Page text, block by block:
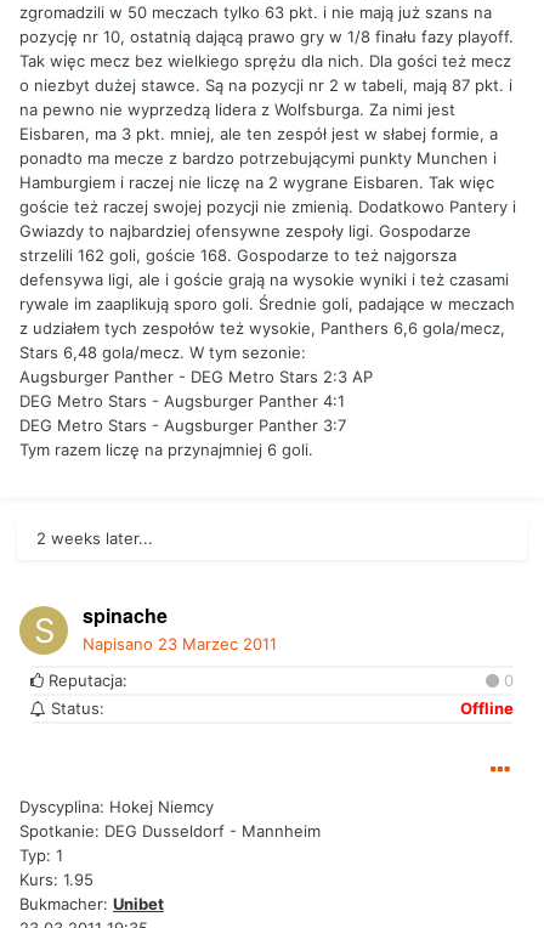
zgromadzili w 50 meczach tylko 63 pkt. i nie mają już szans na
pozycję nr 10, ostatnią dającą prawo gry w 1/8 finału fazy playoff.
Tak więc mecz bez wielkiego sprężu dla nich. Dla gości też mecz
o niezbyt dużej stawce. Są na pozycji nr 2 w tabeli, mają 87 pkt. i
na pewno nie wyprzedzą lidera z Wolfsburga. Za nimi jest
Eisbaren, ma 3 pkt. mniej, ale ten zespół jest w słabej formie, a
ponadto ma mecze z bardzo potrzebującymi punkty Munchen i
Hamburgiem i raczej nie liczę na 2 wygrane Eisbaren. Tak więc
goście też raczej swojej pozycji nie zmienią. Dodatkowo Pantery i
Gwiazdy to najbardziej ofensywne zespoły ligi. Gospodarze
strzelili 162 goli, goście 168. Gospodarze to też najgorsza
defensywa ligi, ale i goście grają na wysokie wyniki i też czasami
rywale im zaaplikują sporo goli. Średnie goli, padające w meczach
z udziałem tych zespołów też wysokie, Panthers 6,6 gola/mecz,
Stars 6,48 gola/mecz. W tym sezonie:
Augsburger Panther - DEG Metro Stars 2:3 AP
DEG Metro Stars - Augsburger Panther 4:1
DEG Metro Stars - Augsburger Panther 3:7
Tym razem liczę na przynajmniej 6 goli.
2 weeks later...
spinache
Napisano 23 Marzec 2011
Reputacja:
0
Status:
Offline
Dyscyplina: Hokej Niemcy
Spotkanie: DEG Dusseldorf - Mannheim
Typ: 1
Kurs: 1.95
Bukmacher: Unibet